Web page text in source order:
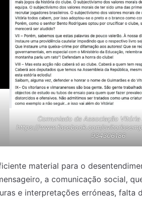
Comuniado da Associação
https://www.facebook.com/
934306186
material para o
a comunicação social,
e interpretações erróneas, falta